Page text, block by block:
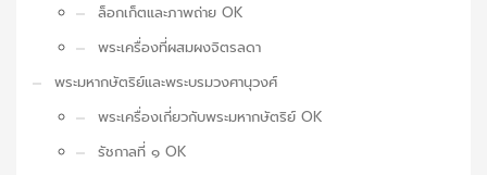
ล็อกเก็ตและภาพถ่าย OK
พระเครื่องที่ผสมผงจิตรลดา
พระมหากษัตริย์และพระบรมวงศานุวงศ์
พระเครื่องเกี่ยวกับพระมหากษัตริย์ OK
รัชกาลที่ ๑ OK